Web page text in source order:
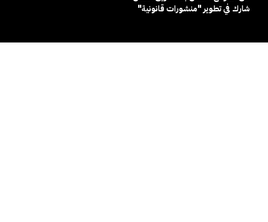
شارك في تطوير "منشورات قانونية"